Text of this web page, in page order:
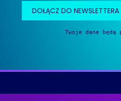
DOŁĄCZ DO NEWSLETTERA
Twoje dane będą